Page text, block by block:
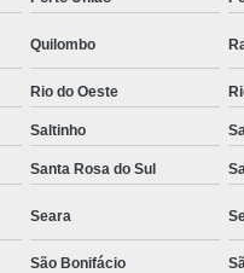
acolhimento masculino
telefone de centros para
centros para dependentes
médico Tangará
Boqueirão
Quilombo
Rio do Oeste
Saltinho
Santa Rosa do Sul
Seara
São Bonifácio